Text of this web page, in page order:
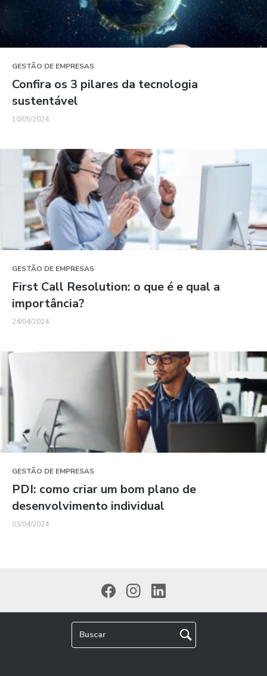
GESTÃO DE EMPRESAS
Confira os 3 pilares da tecnologia
sustentável
10/05/2024
GESTÃO DE EMPRESAS
First Call Resolution: o que é e qual a
importância?
24/04/2024
GESTÃO DE EMPRESAS
PDI: como criar um bom plano de
desenvolvimento individual
03/04/2024